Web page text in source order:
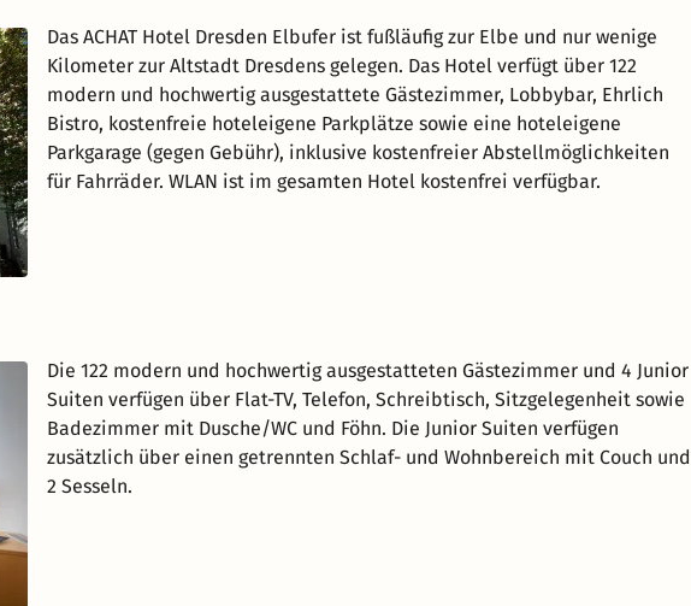
Das ACHAT Hotel Dresden Elbufer ist fußläufig zur Elbe und nur wenige
Kilometer zur Altstadt Dresdens gelegen. Das Hotel verfügt über 122
modern und hochwertig ausgestattete Gästezimmer, Lobbybar, Ehrlich
Bistro, kostenfreie hoteleigene Parkplätze sowie eine hoteleigene
Parkgarage (gegen Gebühr), inklusive kostenfreier Abstellmöglichkeiten
für Fahrräder. WLAN ist im gesamten Hotel kostenfrei verfügbar.
Die 122 modern und hochwertig ausgestatteten Gästezimmer und 4 Junior
Suiten verfügen über Flat-TV, Telefon, Schreibtisch, Sitzgelegenheit sowie
Badezimmer mit Dusche/WC und Föhn. Die Junior Suiten verfügen
zusätzlich über einen getrennten Schlaf- und Wohnbereich mit Couch und
2 Sesseln.